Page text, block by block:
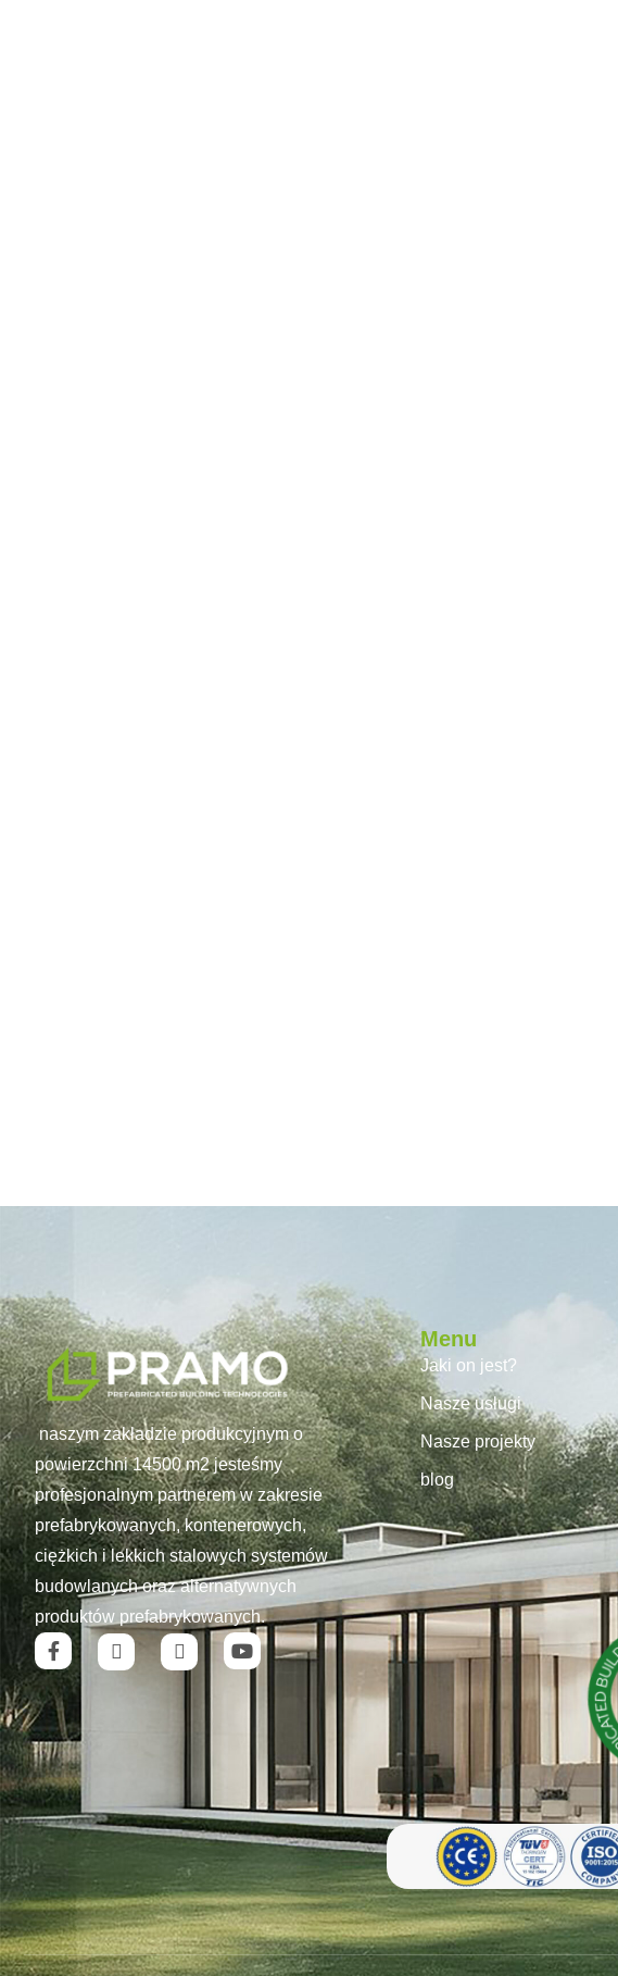
naszym zakładzie produkcyjnym o
powierzchni 14500 m2 jesteśmy
profesjonalnym partnerem w zakresie
prefabrykowanych, kontenerowych,
ciężkich i lekkich stalowych systemów
budowlanych oraz alternatywnych
produktów prefabrykowanych.
Menu
Jaki on jest?
Nasze usługi
Nasze projekty
blog